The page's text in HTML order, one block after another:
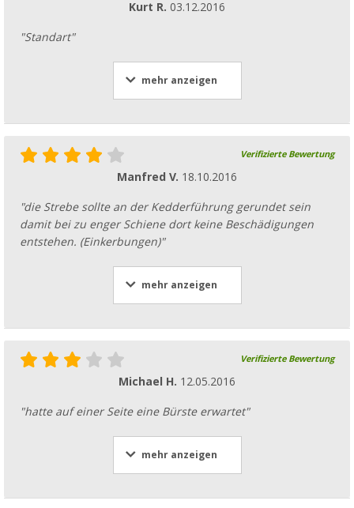
Kurt R. 03.12.2016
"Standart"
mehr anzeigen
Verifizierte Bewertung
Manfred V. 18.10.2016
"die Strebe sollte an der Kedderführung gerundet sein
damit bei zu enger Schiene dort keine Beschädigungen
entstehen. (Einkerbungen)"
mehr anzeigen
Verifizierte Bewertung
Michael H. 12.05.2016
"hatte auf einer Seite eine Bürste erwartet"
mehr anzeigen